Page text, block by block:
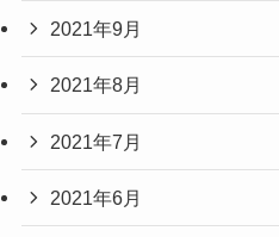
2021年9月
2021年8月
2021年7月
2021年6月